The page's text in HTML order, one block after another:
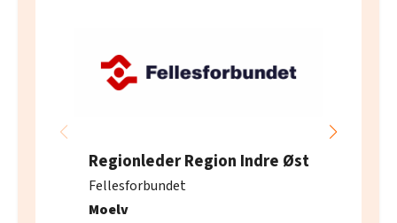
Regionleder Region Indre Øst
Fellesforbundet
Moelv